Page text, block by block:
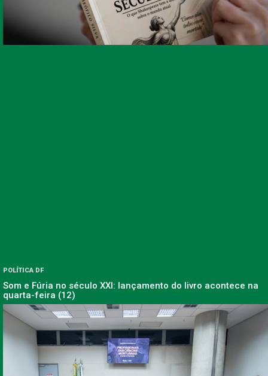
POLÍTICA DF
Som e Fúria no século XXI: lançamento do livro acontece na
quarta-feira (12)